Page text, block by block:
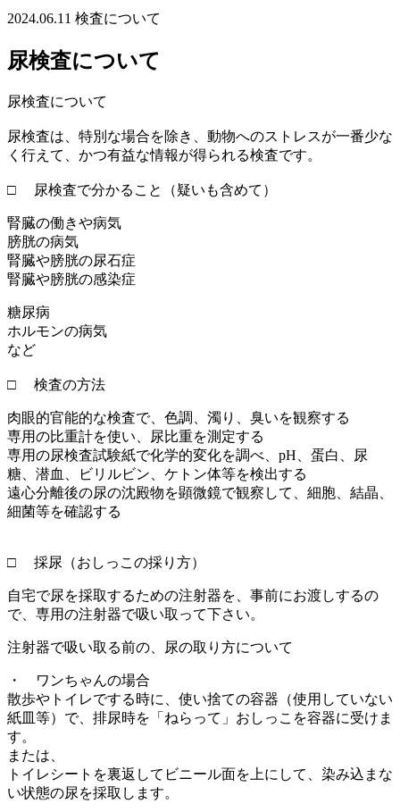
2024.06.11 検査について
尿検査について
尿検査について
尿検査は、特別な場合を除き、動物へのストレスが一番少な
く行えて、かつ有益な情報が得られる検査です。
□ 尿検査で分かること（疑いも含めて）
腎臓の働きや病気
膀胱の病気
腎臓や膀胱の尿石症
腎臓や膀胱の感染症
糖尿病
ホルモンの病気
など
□ 検査の方法
肉眼的官能的な検査で、色調、濁り、臭いを観察する
専用の比重計を使い、尿比重を測定する
専用の尿検査試験紙で化学的変化を調べ、pH、蛋白、尿
糖、潜血、ビリルビン、ケトン体等を検出する
遠心分離後の尿の沈殿物を顕微鏡で観察して、細胞、結晶、
細菌等を確認する
□ 採尿（おしっこの採り方）
自宅で尿を採取するための注射器を、事前にお渡しするの
で、専用の注射器で吸い取って下さい。
注射器で吸い取る前の、尿の取り方について
・ ワンちゃんの場合
散歩やトイレでする時に、使い捨ての容器（使用していない
紙皿等）で、排尿時を「ねらって」おしっこを容器に受けま
す。
または、
トイレシートを裏返してビニール面を上にして、染み込まな
い状態の尿を採取します。